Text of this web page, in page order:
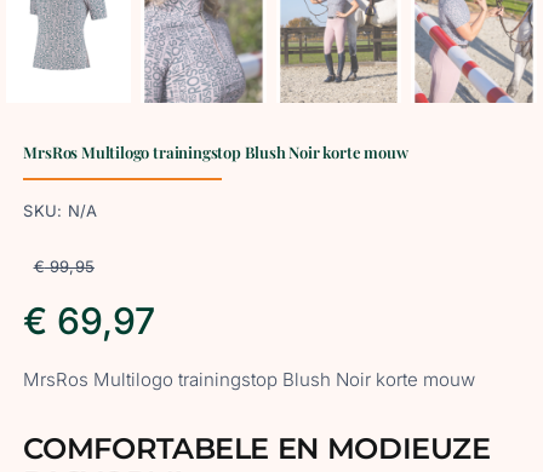
MrsRos Multilogo trainingstop Blush Noir korte mouw
SKU: N/A
€99,95
€ 69,97
MrsRos Multilogo trainingstop Blush Noir korte mouw
COMFORTABELE EN MODIEUZE